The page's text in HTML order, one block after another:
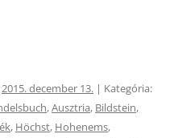
2015. december 13. | Kategória:
,Ausztria, Bildstein,
, Höchst, Hohenems,